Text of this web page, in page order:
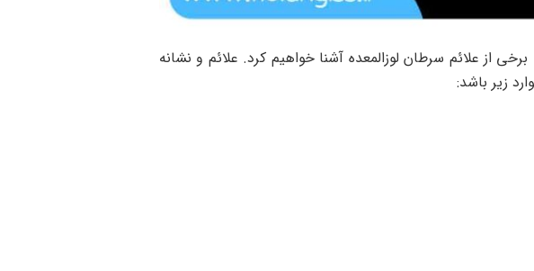
از علائم سرطان لوزالمعده آشنا خواهیم کرد. علائم و نشانه
زیر باشد: